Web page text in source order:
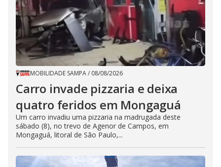
MOBILIDADE SAMPA/ 08/08/2026
Carro invade pizzaria e deixa
quatro feridos em Mongaguá
Um carro invadiu uma pizzaria na madrugada deste
sábado (8), no trevo de Agenor de Campos, em
Mongaguá, litoral de São Paulo,...